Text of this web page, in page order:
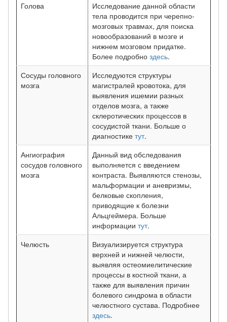
Голова
Исследование данной области
тела проводится при черепно-
мозговых травмах, для поиска
новообразований в мозге и
нижнем мозговом придатке.
Более подробно здесь.
Сосуды головного
мозга
Исследуются структуры
магистралей кровотока, для
выявления ишемии разных
отделов мозга, а также
склеротических процессов в
сосудистой ткани. Больше о
диагностике тут.
Ангиография
сосудов головного
мозга
Данный вид обследования
выполняется с введением
контраста. Выявляются стенозы,
мальформации и аневризмы,
белковые скопления,
приводящие к болезни
Альцгеймера. Больше
информации тут.
Челюсть
Визуализируется структура
верхней и нижней челюсти,
выявляя остеомиелитические
процессы в костной ткани, а
также для выявления причин
болевого синдрома в области
челюстного сустава. Подробнее
здесь.